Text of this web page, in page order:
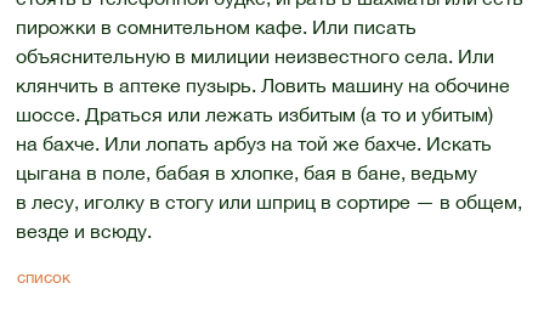
пирожки в сомнительном кафе. Или писать
объяснительную в милиции неизвестного села. Или
клянчить в аптеке пузырь. Ловить машину на обочине
шоссе. Драться или лежать избитым (а то и убитым)
на бахче. Или лопать арбуз на той же бахче. Искать
цыгана в поле, бабая в хлопке, бая в бане, ведьму
в лесу, иголку в стогу или шприц в сортире — в общем,
везде и всюду.
список